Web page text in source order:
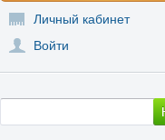
Личный кабинет
Войти